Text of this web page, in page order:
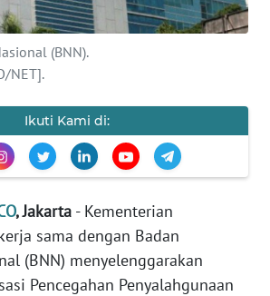
(BNN).
NET].
Ikuti Kami di:
, Jakarta - Kementerian
sama dengan Badan
(BNN) menyelenggarakan
Pencegahan Penyalahgunaan